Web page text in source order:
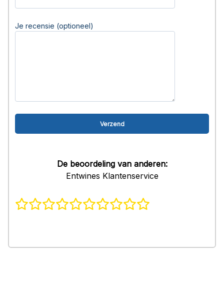
Je recensie (optioneel)
De beoordeling van anderen:
Entwines Klantenservice